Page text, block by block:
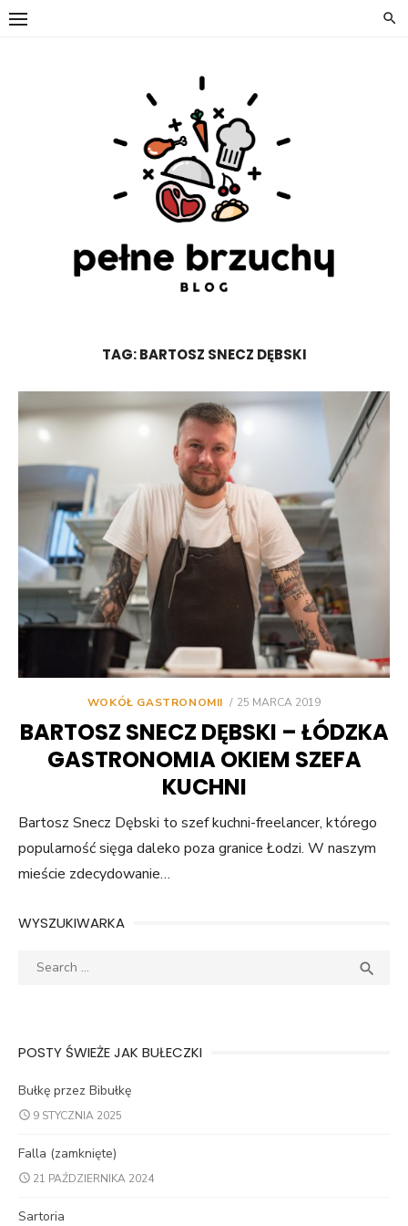
Skip
TAG:BARTOSZ SNECZ DĘBSKI
WOKÓŁ GASTRONOMII
POSTED
25 MARCA 2019
BARTOSZ SNECZ DĘBSKI – ŁÓDZKA
GASTRONOMIA OKIEM SZEFA
KUCHNI
Bartosz Snecz Dębski to szef kuchni-freelancer, którego
popularność sięga daleko poza granice Łodzi. W naszym
mieście zdecydowanie…
WYSZUKIWARKA
Search

POSTY ŚWIEŻE JAK BUŁECZKI
Bułkę przez Bibułkę
9 STYCZNIA 2025
Falla (zamknięte)
21 PAŹDZIERNIKA 2024
Sartoria